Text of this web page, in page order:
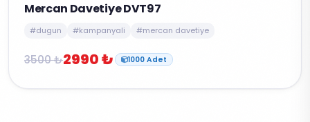
Mercan Davetiye DVT97
#dugun #kampanyali #mercan davetiye
3500 ₺2990 ₺ 1000 Adet